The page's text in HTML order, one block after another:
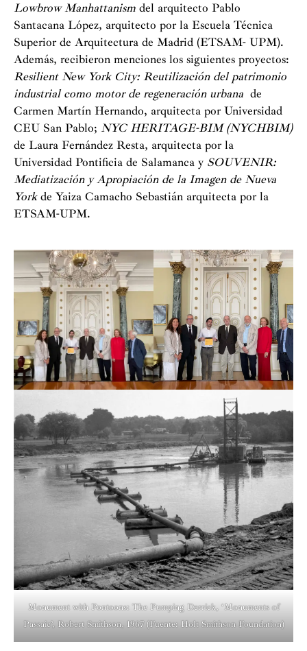
Lowbrow Manhattanism del arquitecto Pablo
Santacana López, arquitecto por la Escuela Técnica
Superior de Arquitectura de Madrid (ETSAM- UPM).
Además, recibieron menciones los siguientes proyectos:
Resilient New York City: Reutilización del patrimonio
industrial como motor de regeneración urbana de
Carmen Martín Hernando, arquitecta por Universidad
CEU San Pablo; NYC HERITAGE-BIM (NYCHBIM)
de Laura Fernández Resta, arquitecta por la
Universidad Pontificia de Salamanca y SOUVENIR:
Mediatización y Apropiación de la Imagen de Nueva
Yorkde Yaiza Camacho Sebastián arquitecta por la
ETSAM-UPM.
Monument with Pontoons: The Pumping Derrick, ‘Monuments of
Passaic’, Robert Smithson, 1967 (Fuente: Holt Smithson Foundation)